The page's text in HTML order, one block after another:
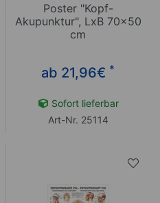
Poster "Kopf-
Akupunktur", LxB 70x50
cm
ab 21,96€ *
Sofort lieferbar
Art-Nr. 25114